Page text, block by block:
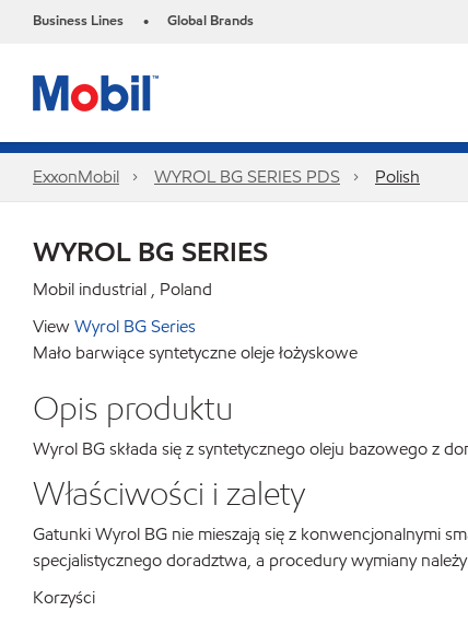
Business Lines • Global Brands
ExxonMobil WYROL BG SERIES PDS Polish
WYROL BG SERIES
Mobil industrial , Poland
ViewWyrol BG Series
Mało barwiące syntetyczne oleje łożyskowe
Opis produktu
Wyrol BG składa się z syntetycznego oleju bazowego z
Właściwości i zalety
Gatunki Wyrol BG nie mieszają się z konwencjonalnymi
specjalistycznego doradztwa, a procedury wymiany
Korzyści